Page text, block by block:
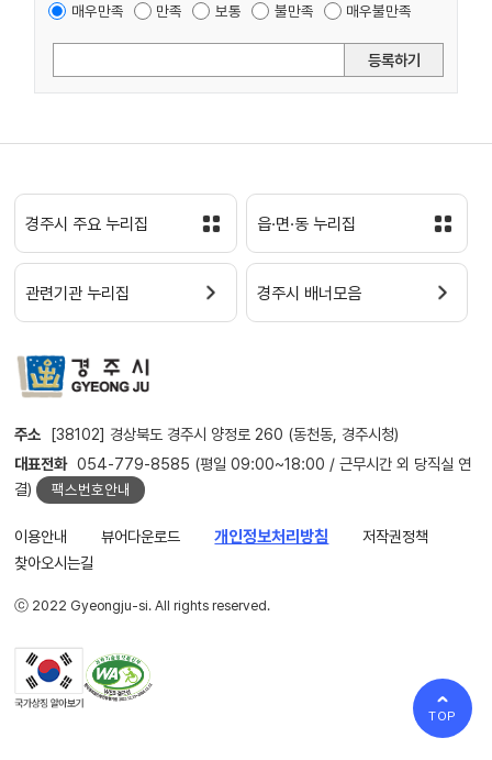
매우만족 만족 보통 불만족 매우불만족
등록하기
경주시 주요 누리집 읍·면·동 누리집
관련기관 누리집 경주시 배너모음
주소 [38102] 경상북도 경주시 양정로 260 (동천동, 경주시청)
대표전화 054-779-8585 (평일 09:00~18:00 / 근무시간 외 당직실 연
결)
팩스번호안내
이용안내 뷰어다운로드 개인정보처리방침
저작권정책
찾아오시는길
ⓒ 2022 Gyeongju-si. All rights reserved.
TOP